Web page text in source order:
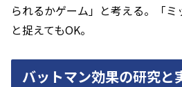
られるかゲーム」と考える。「ミ
と捉えてもOK。
バットマン効果の研究と